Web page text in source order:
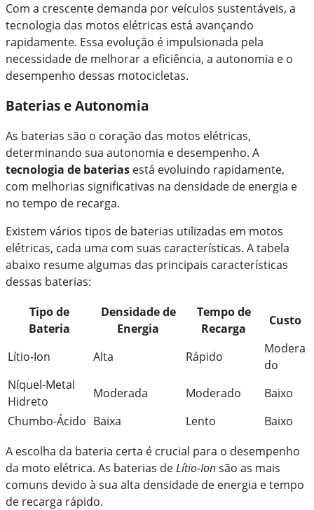
Com a crescente demanda por veículos sustentáveis, a
tecnologia das motos elétricas está avançando
rapidamente. Essa evolução é impulsionada pela
necessidade de melhorar a eficiência, a autonomia e o
desempenho dessas motocicletas.
Baterias e Autonomia
As baterias são o coração das motos elétricas,
determinando sua autonomia e desempenho. A
tecnologia de baterias está evoluindo rapidamente,
com melhorias significativas na densidade de energia e
no tempo de recarga.
Existem vários tipos de baterias utilizadas em motos
elétricas, cada uma com suas características. A tabela
abaixo resume algumas das principais características
dessas baterias:
Tipo de
Bateria
Densidade de
Energia
Tempo de
Recarga
Custo
Lítio-Ion Alta Rápido
Modera
do
Níquel-Metal
Hidreto
Moderada Moderado
Baixo
Chumbo-Ácido Baixa Lento
Baixo
A escolha da bateria certa é crucial para o desempenho
da moto elétrica. As baterias deLítio-Ionsão as mais
comuns devido à sua alta densidade de energia e tempo
de recarga rápido.